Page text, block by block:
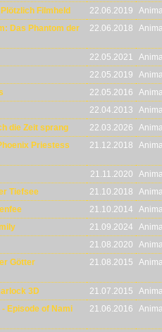
Filmheld
22.06.2019
Das Phantom der
22.06.2018
22.05.2021
22.05.2019
22.05.2016
22.04.2013
die Zeit sprang
22.03.2026
Priestess
21.12.2018
21.11.2020
Tiefsee
21.10.2018
21.10.2014
21.09.2024
21.08.2020
Götter
21.08.2015
3D 21.07.2015
Episode of Nami
21.06.2016